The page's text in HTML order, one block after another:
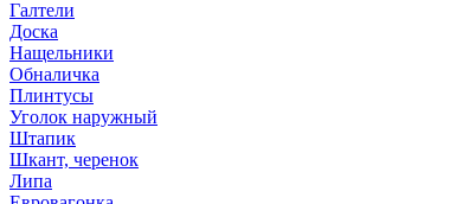
Галтели
Доска
Нащельники
Обналичка
Плинтусы
Уголок наружный
Штапик
Шкант, черенок
Липа